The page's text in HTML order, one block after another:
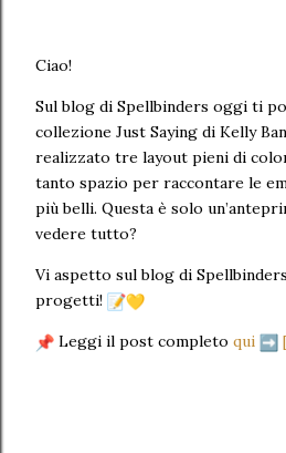
Ciao!
Sul blog di Spellbinders oggi ti
collezione Just Saying di Kelly
realizzato tre layout pieni di
tanto spazio per raccontare le
più belli. Questa è solo
vedere tutto?
Vi aspetto sul blog di
progetti!
Leggi il post completo qui